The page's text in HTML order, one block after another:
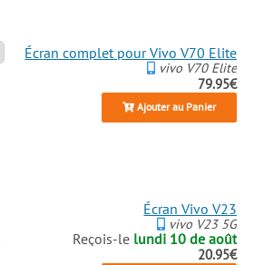
Écran complet pour Vivo V70 Elite
vivo V70 Elite
79.95€
Ajouter au Panier
Écran Vivo V23
vivo V23 5G
Reçois-le lundi 10 de août
20.95€